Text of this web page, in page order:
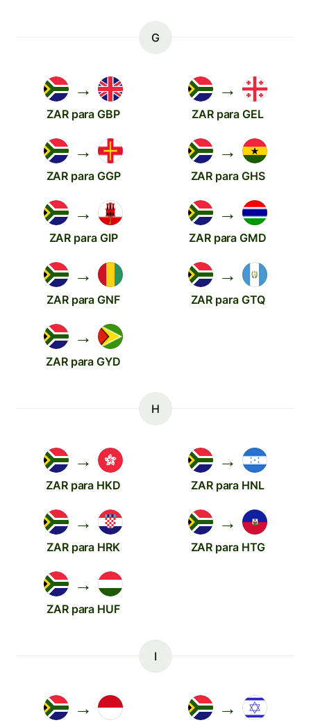
G
→
ZAR para GBP
→
ZAR para GEL
→
ZAR para GGP
→
ZAR para GHS
→
ZAR para GIP
→
ZAR para GMD
→
ZAR para GNF
→
ZAR para GTQ
→
ZAR para GYD
H
→
ZAR para HKD
→
ZAR para HNL
→
ZAR para HRK
→
ZAR para HTG
→
ZAR para HUF
I
→ →